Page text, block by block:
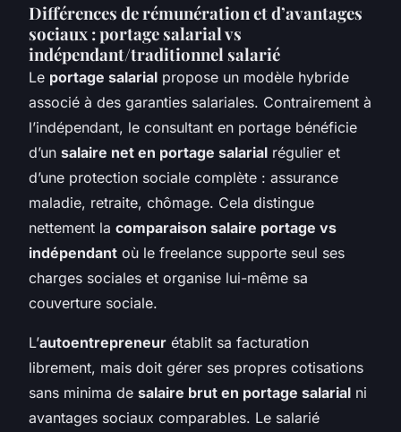
Différences de rémunération et d’avantages
sociaux : portage salarial vs
indépendant/traditionnel salarié
Le portage salarial propose un modèle hybride
associé à des garanties salariales. Contrairement à
l’indépendant, le consultant en portage bénéficie
d’un salaire net en portage salarial régulier et
d’une protection sociale complète : assurance
maladie, retraite, chômage. Cela distingue
nettement la comparaison salaire portage vs
indépendant où le freelance supporte seul ses
charges sociales et organise lui-même sa
couverture sociale.
L’autoentrepreneur établit sa facturation
librement, mais doit gérer ses propres cotisations
sans minima de salaire brut en portage salarial ni
avantages sociaux comparables. Le salarié